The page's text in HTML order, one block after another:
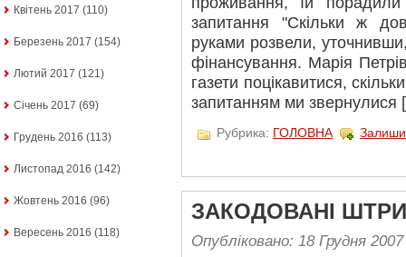
Квітень 2017 (110)
Березень 2017 (154)
Лютий 2017 (121)
Січень 2017 (69)
Грудень 2016 (113)
Листопад 2016 (142)
Жовтень 2016 (96)
Вересень 2016 (118)
запитання "Скільки ж
руками розвели,
фінансування. Марія
газети поцікавитися,
запитанням ми
Рубрика: ГОЛОВНА
ЗАКОДОВАНІ
Опубліковано: 18 Грудня 2007